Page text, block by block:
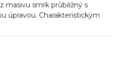
masivu smrk průběžný s
úpravou. Charakteristickým